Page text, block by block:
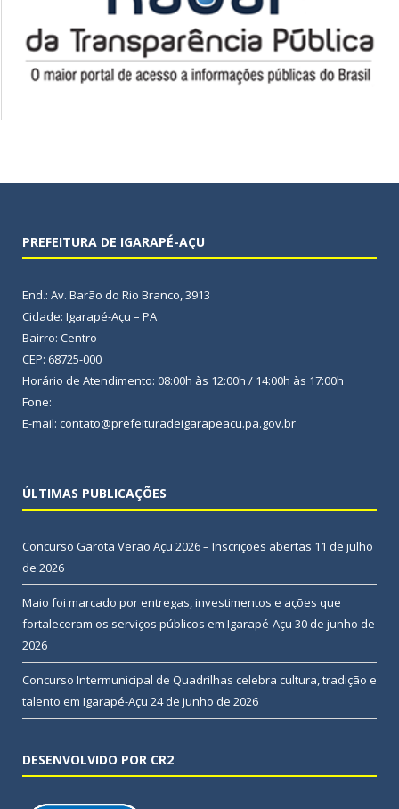
PREFEITURA DE IGARAPÉ-AÇU
End.: Av. Barão do Rio Branco, 3913
Cidade: Igarapé-Açu – PA
Bairro: Centro
CEP: 68725-000
Horário de Atendimento: 08:00h às 12:00h / 14:00h às 17:00h
Fone:
E-mail: contato@prefeituradeigarapeacu.pa.gov.br
ÚLTIMAS PUBLICAÇÕES
Concurso Garota Verão Açu 2026 – Inscrições abertas 11 de julho
de 2026
Maio foi marcado por entregas, investimentos e ações que
fortaleceram os serviços públicos em Igarapé-Açu 30 de junho de
2026
Concurso Intermunicipal de Quadrilhas celebra cultura, tradição e
talento em Igarapé-Açu 24 de junho de 2026
DESENVOLVIDO POR CR2